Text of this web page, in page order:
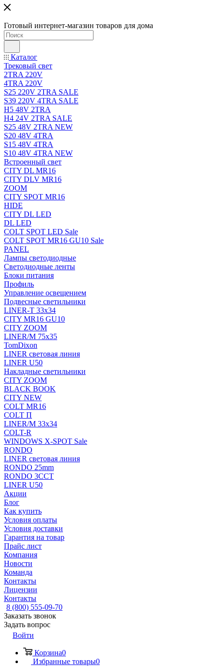
Готовый интернет-магазин товаров для дома
Каталог
Трековый свет
2TRA 220V
4TRA 220V
S25 220V 2TRA SALE
S39 220V 4TRA SALE
H5 48V 2TRA
H4 24V 2TRA SALE
S25 48V 2TRA NEW
S20 48V 4TRA
S15 48V 4TRA
S10 48V 4TRA NEW
Встроенный свет
CITY DL MR16
CITY DLV MR16
ZOOM
CITY SPOT MR16
HIDE
CITY DL LED
DL LED
COLT SPOT LED Sale
COLT SPOT MR16 GU10 Sale
PANEL
Лампы светодиодные
Светодиодные ленты
Блоки питания
Профиль
Управление освещением
Подвесные светильники
LINER-T 33x34
CITY MR16 GU10
CITY ZOOM
LINER/M 75х35
TomDixon
LINER световая линия
LINER U50
Накладные светильники
CITY ZOOM
BLACK BOOK
CITY NEW
COLT MR16
COLT П
LINER/М 33х34
COLT-R
WINDOWS X-SPOT Sale
RONDO
LINER световая линия
RONDO 25mm
RONDO 3CCT
LINER U50
Акции
Блог
Как купить
Условия оплаты
Условия доставки
Гарантия на товар
Прайс лист
Компания
Новости
Команда
Контакты
Лицензии
Контакты
8 (800) 555-09-70
Заказать звонок
Задать вопрос
Войти
Корзина0
Избранные товары0